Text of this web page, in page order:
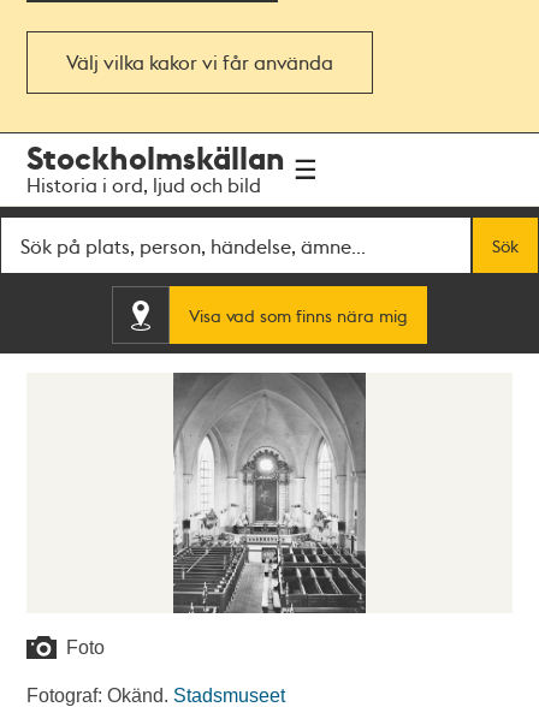
Välj vilka kakor vi får använda
navigationen
huvudinnehållet
Stockholmskällan
Historia i ord, ljud och bild
Sök
Visa vad som finns nära mig
Foto
Fotograf: Okänd. Stadsmuseet